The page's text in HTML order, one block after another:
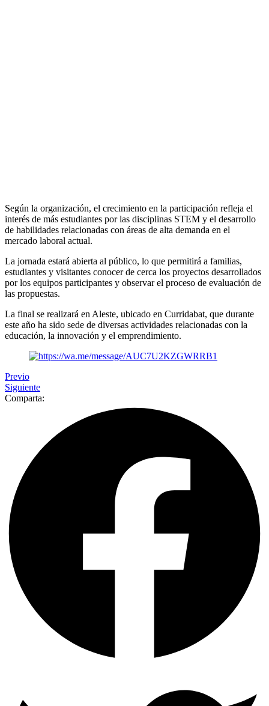
Según la organización, el crecimiento en la participación refleja el
interés de más estudiantes por las disciplinas STEM y el desarrollo
de habilidades relacionadas con áreas de alta demanda en el
mercado laboral actual.
La jornada estará abierta al público, lo que permitirá a familias,
estudiantes y visitantes conocer de cerca los proyectos desarrollados
por los equipos participantes y observar el proceso de evaluación de
las propuestas.
La final se realizará en Aleste, ubicado en Curridabat, que durante
este año ha sido sede de diversas actividades relacionadas con la
educación, la innovación y el emprendimiento.
Previo
Siguiente
Comparta: